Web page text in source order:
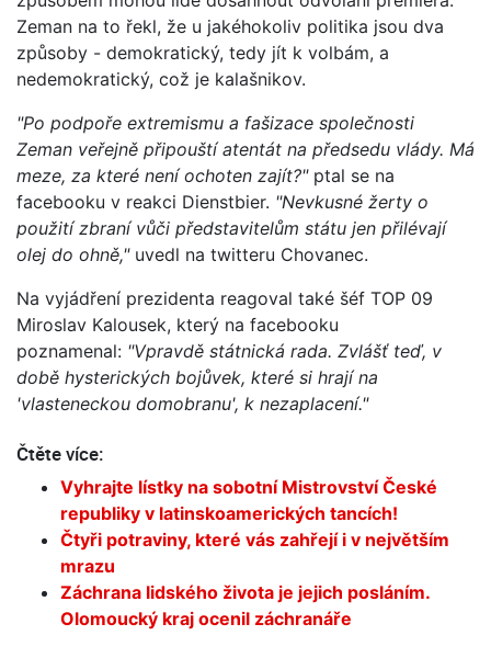
Zeman na to řekl, že u jakéhokoliv politika jsou dva
způsoby - demokratický, tedy jít k volbám, a
nedemokratický, což je kalašnikov.
"Po podpoře extremismu a fašizace společnosti
Zeman veřejně připouští atentát na předsedu vlády. Má
meze, za které není ochoten zajít?"ptal se na
facebooku v reakci Dienstbier. "Nevkusné žerty o
použití zbraní vůči představitelům státu jen přilévají
olej do ohně,"uvedl na twitteru Chovanec.
Na vyjádření prezidenta reagoval také šéf TOP 09
Miroslav Kalousek, který na facebooku
poznamenal: "Vpravdě státnická rada. Zvlášť teď, v
době hysterických bojůvek, které si hrají na
'vlasteneckou domobranu', k nezaplacení."
Čtěte více:
Vyhrajte lístky na sobotní Mistrovství České
republiky v latinskoamerických tancích!
Čtyři potraviny, které vás zahřejí i v největším
mrazu
Záchrana lidského života je jejich posláním.
Olomoucký kraj ocenil záchranáře